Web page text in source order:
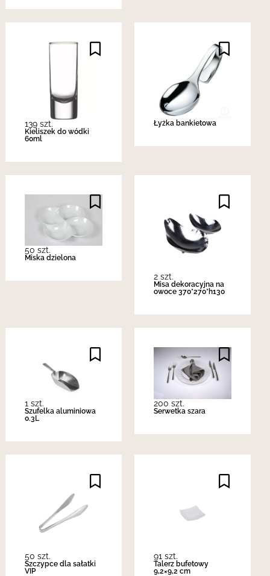
139 szt.
Kieliszek do wódki
60ml
Łyżka bankietowa
50 szt.
Miska dzielona
2 szt.
Misa dekoracyjna na
owoce 370*270*h130
1 szt.
Szufelka aluminiowa
0.3L
200 szt.
Serwetka szara
50 szt.
Szczypce dla sałatki
VIP
91 szt.
Talerz bufetowy
9,2×9,2 cm